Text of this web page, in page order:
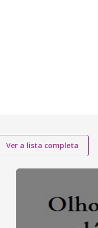
Ver a lista completa